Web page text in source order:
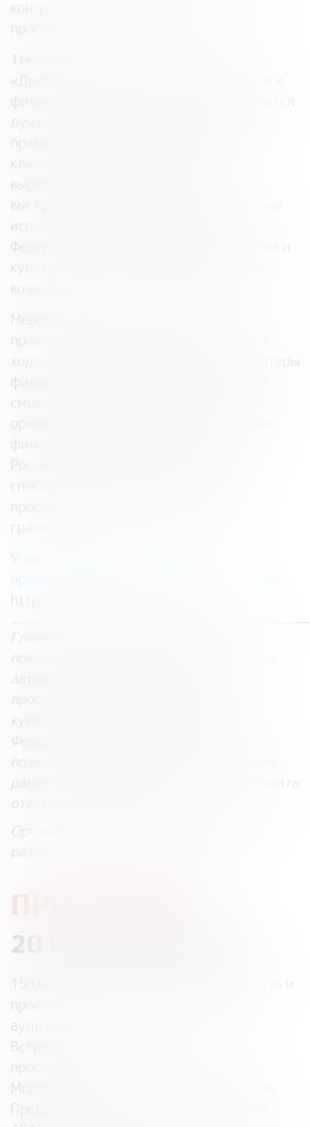
конгресс волонтеров финансового
просвещения.
Темой конгресса в этом году станет
«Движение от финансовой грамотности к
финансовой культуре». Спикеры поделятся
лучшими практиками формирования
правильных финансовых установок у
ключевых целевых аудиторий и
выработают рекомендации, как
выстраивать взаимодействие с органами
исполнительной власти Российской
Федерации, организациями образования и
культуры для максимальной синергии
возможностей в этом направлении.
Мероприятия Конгресса позволят
проанализировать решения, принятые в
ходе прошедшего в мае форума «Волонтеры
финансового просвещения: интеграция
смыслов». Итоги Конгресса послужат
ориентиром для дальнейшего развития
финансового просвещения в субъектах
Российской Федерации и смогут
способствовать росту популярности
программ в области финансовой
грамотности.
Участие в мероприятии бесплатное, по
предварительной регистрации по ссылке:
https://fincubator.ru/events/
Главной целью Конгресса является
повышение роли движения волонтеров и
авторов проектов финансового
просвещения в развитии финансовой
культуры населения Российской
Федерации. Мероприятия Конгресса
позволят проанализировать выполнение
ранее принятых решений и сформулировать
ответы на новые вызовы.
Организатор Программы: Ассоциация
развития финансовой грамотности
20 июня 2023 года
15:00-16:00
проекты для приоритетных целевых
аудиторий
Встреча волонтеров финансового
просвещения
Модератор: Мамута Михаил Валерьевич,
Председатель Попечительского Совета